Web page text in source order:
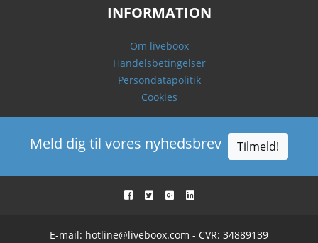
INFORMATION
Om liveboox
Handelsbetingelser
Persondatapolitik
Cookies
Meld dig til vores nyhedsbrev Tilmeld!
E-mail: hotline@liveboox.com - CVR: 34889139